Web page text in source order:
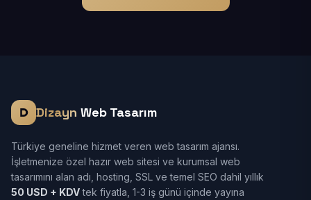
Dizayn Web Tasarım
Türkiye geneline hizmet veren web tasarım ajansı.
İşletmenize özel hazır web sitesi ve kurumsal web
tasarımını alan adı, hosting, SSL ve temel SEO dahil yıllık
50 USD + KDVtek fiyatla, 1-3 iş günü içinde yayına